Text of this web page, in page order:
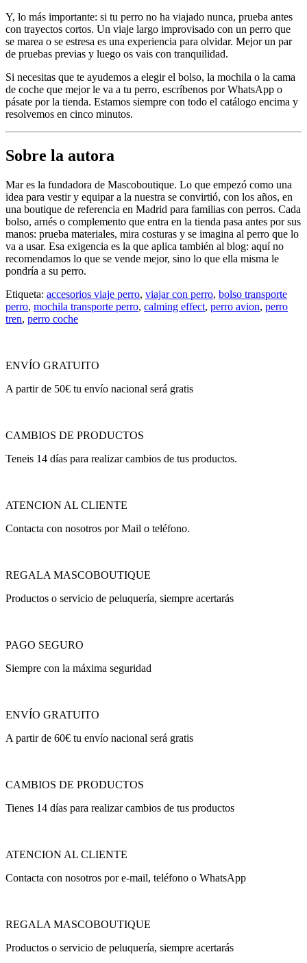
Y, lo más importante: si tu perro no ha viajado nunca, prueba antes
con trayectos cortos. Un viaje largo improvisado con un perro que
se marea o se estresa es una experiencia para olvidar. Mejor un par
de pruebas previas y luego os vais con tranquilidad.
Si necesitas que te ayudemos a elegir el bolso, la mochila o la cama
de coche que mejor le va a tu perro, escríbenos por WhatsApp o
pásate por la tienda. Estamos siempre con todo el catálogo encima y
resolvemos en cinco minutos.
Sobre la autora
Mar es la fundadora de Mascoboutique. Lo que empezó como una
idea para vestir y equipar a la nuestra se convirtió, con los años, en
una boutique de referencia en Madrid para familias con perros. Cada
bolso, arnés o complemento que entra en la tienda pasa antes por sus
manos: prueba materiales, mira costuras y se imagina al perro que lo
va a usar. Esa exigencia es la que aplica también al blog: aquí no
recomendamos lo que se vende mejor, sino lo que ella misma le
pondría a su perro.
Etiqueta: accesorios viaje perro, viajar con perro, bolso transporte
perro, mochila transporte perro, calming effect, perro avion, perro
tren, perro coche
ENVÍO GRATUITO
A partir de 50€ tu envío nacional será gratis
CAMBIOS DE PRODUCTOS
Teneis 14 días para realizar cambios de tus productos.
ATENCION AL CLIENTE
Contacta con nosotros por Mail o teléfono.
REGALA MASCOBOUTIQUE
Productos o servicio de peluquería, siempre acertarás
PAGO SEGURO
Siempre con la máxima seguridad
ENVÍO GRATUITO
A partir de 60€ tu envío nacional será gratis
CAMBIOS DE PRODUCTOS
Tienes 14 días para realizar cambios de tus productos
ATENCION AL CLIENTE
Contacta con nosotros por e-mail, teléfono o WhatsApp
REGALA MASCOBOUTIQUE
Productos o servicio de peluquería, siempre acertarás